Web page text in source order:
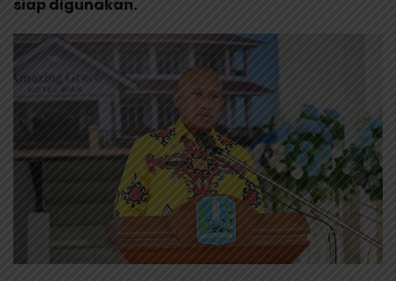
siap digunakan.